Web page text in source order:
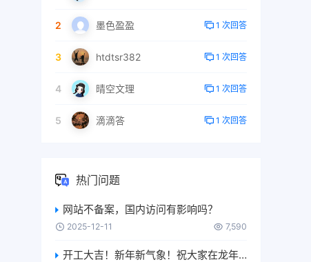
2 墨色盈盈 1 次回答
3 htdtsr382 1 次回答
4 晴空文理 1 次回答
5 滴滴答 1 次回答
热门问题
网站不备案，国内访问有影响吗？
2025-12-11 7,590
开工大吉！新年新气象！祝大家在龙年恭喜发财、日进斗金、升职加薪、生意兴隆、身体健康、万事如意….